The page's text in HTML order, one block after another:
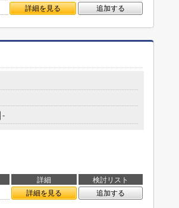
詳細を見る 追加する
-
詳細
検討リスト
詳細を見る 追加する